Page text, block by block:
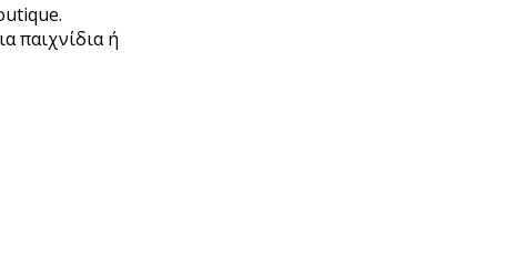
παιχνίδια ή